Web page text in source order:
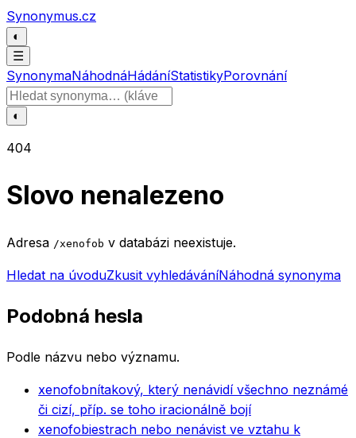
Přeskočit na obsah
Synonymus.cz
◐
☰
SynonymaNáhodnáHádáníStatistikyPorovnání
Hledat slovo
◐
404
Slovo nenalezeno
Adresa /xenofob v databázi neexistuje.
Hledat na úvoduZkusit vyhledáváníNáhodná synonyma
Podobná hesla
Podle názvu nebo významu.
xenofobnítakový, který nenávidí všechno neznámé
či cizí, příp. se toho iracionálně bojí
xenofobiestrach nebo nenávist ve vztahu k